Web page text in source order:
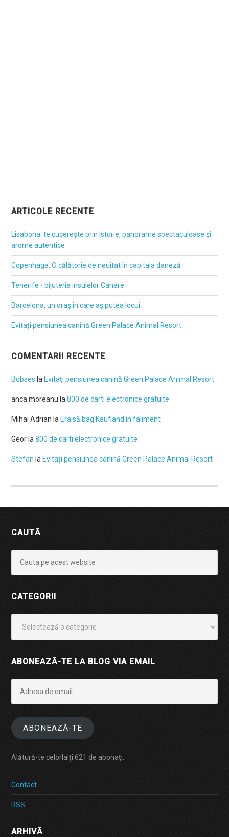
ARTICOLE RECENTE
Lisabona: te cucerește prin istorie, panorame spectaculoase și
arome autentice
Copenhaga: O călătorie de neuitat în capitala daneză
Tenerife - bijuteria insulelor Canare
Barcelona, un oraș în care aș putea locui
Evitați pensiunea canină Green Palace Animal Resort
COMENTARII RECENTE
Bobses la Evitați pensiunea canină Green Palace Animal Resort
anca moreanu la800 de carti electronice gratuite
Mihai Adrian la Era să bag Kaufland în faliment
Geor la800 de carti electronice gratuite
Stefan la Evitați pensiunea canină Green Palace Animal Resort
CAUTĂ
CATEGORII
ABONEAZĂ-TE LA BLOG VIA EMAIL
email
ABONEAZĂ-TE
Alătură-te celorlalți 621 de abonați.
Contact
RSS
ARHIVĂ